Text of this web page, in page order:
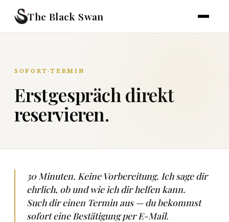
The Black Swan
SOFORT-TERMIN
Erstgespräch direkt
reservieren.
30 Minuten. Keine Vorbereitung. Ich sage dir
ehrlich, ob und wie ich dir helfen kann.
Such dir einen Termin aus — du bekommst
sofort eine Bestätigung per E-Mail.